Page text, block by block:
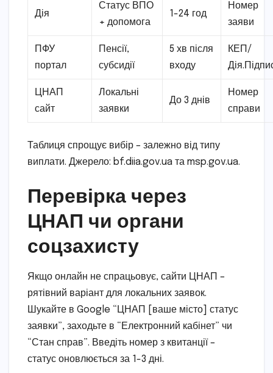
Дія
Статус ВПО
+ допомога
1-24 год
Номер
заяви
ПФУ
портал
Пенсії,
субсидії
5 хв після
входу
КЕП/
ЦНАП
сайт
Локальні
заявки
До 3 днів
Номер
справи
Таблиця спрощує вибір – залежно від типу
виплати. Джерело: bf.diia.gov.ua та msp.gov.ua.
Перевірка через
ЦНАП чи органи
соцзахисту
Якщо онлайн не спрацьовує, сайти ЦНАП –
рятівний варіант для локальних заявок.
Шукайте в Google “ЦНАП [ваше місто] статус
заявки”, заходьте в “Електронний кабінет” чи
“Стан справ”. Введіть номер з квитанції –
статус оновлюється за 1-3 дні.